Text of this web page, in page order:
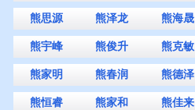
熊思源 熊泽龙 熊海晟
熊宇峰 熊俊升 熊克敏
熊家明 熊春润 熊德泽
熊恒睿 熊家和 熊佳来